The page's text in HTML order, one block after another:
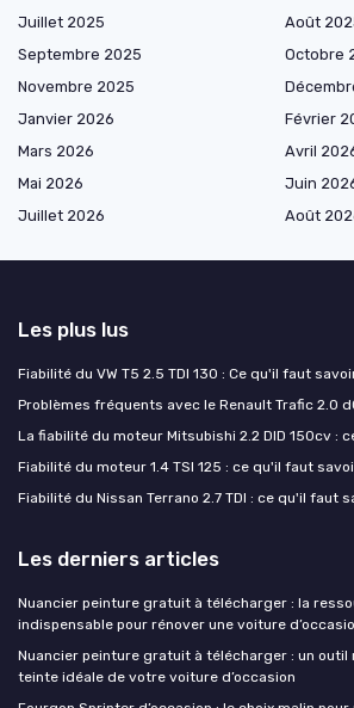
Juillet 2025
Août
Septembre 2025
Octobre
Novembre 2025
Janvier 2026
Février
Mars 2026
Avril
Mai 2026
Juin
Juillet 2026
Août
Les plus lus
Fiabilité du VW T5 2.5 TDI 130 : Ce qu'il faut
Problèmes fréquents avec le Renault Trafic 2.0
La fiabilité du moteur Mitsubishi 2.2 DID 150cv :
Fiabilité du moteur 1.4 TSI 125 : ce qu'il faut
Fiabilité du Nissan Terrano 2.7 TDI : ce qu'il faut
Les derniers articles
Nuancier peinture gratuit à télécharger : la
indispensable pour rénover une voiture
Nuancier peinture gratuit à télécharger : un outil
teinte idéale de votre voiture d’occasion